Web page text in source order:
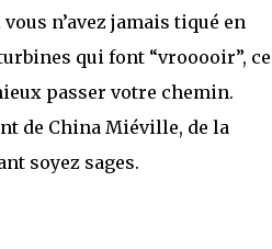
n’avez jamais tiqué en
qui font “vrooooir”, ce
passer votre chemin.
de China Miéville, de la
soyez sages.